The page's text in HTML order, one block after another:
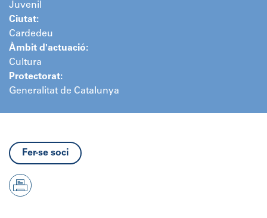
Juvenil
Ciutat:
Cardedeu
Àmbit d'actuació:
Cultura
Protectorat:
Generalitat de Catalunya
Fer-se soci